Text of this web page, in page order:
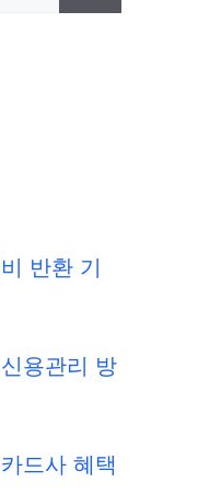
반환 기
용관리 방
드사 혜택